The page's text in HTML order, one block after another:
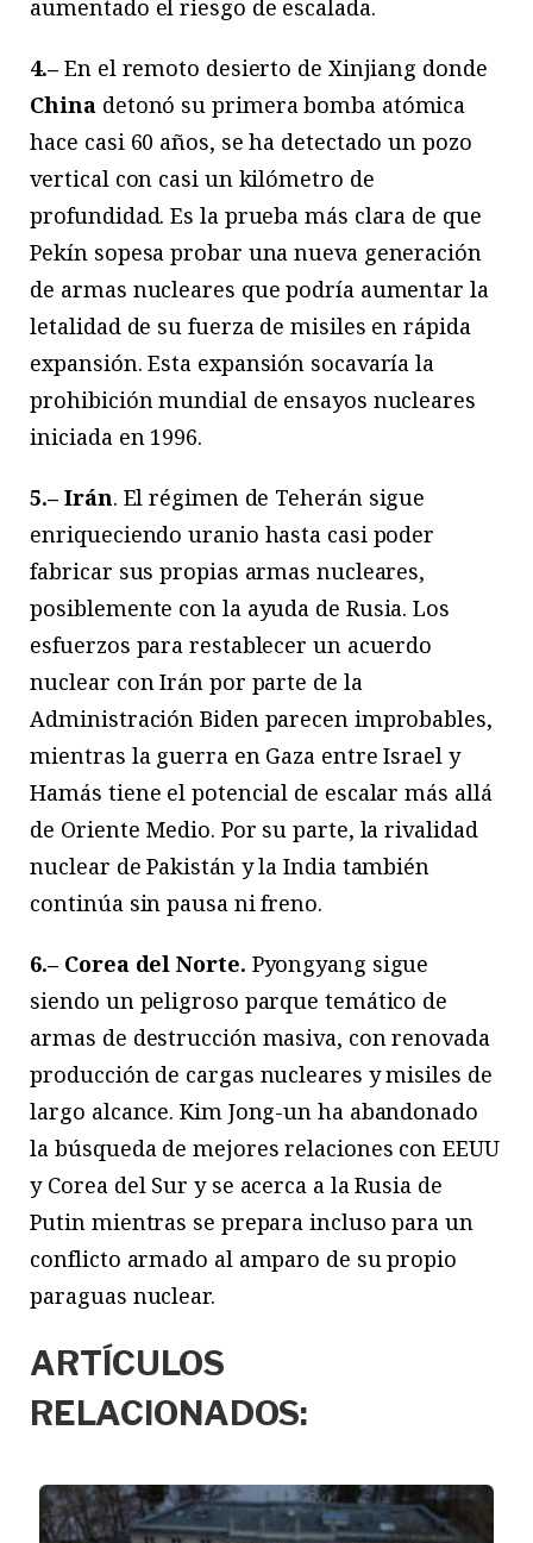
aumentado el riesgo de escalada.
4.–En el remoto desierto de Xinjiang donde
China detonó su primera bomba atómica
hace casi 60 años, se ha detectado un pozo
vertical con casi un kilómetro de
profundidad. Es la prueba más clara de que
Pekín sopesa probar una nueva generación
de armas nucleares que podría aumentar la
letalidad de su fuerza de misiles en rápida
expansión. Esta expansión socavaría la
prohibición mundial de ensayos nucleares
iniciada en 1996.
5.– Irán. El régimen de Teherán sigue
enriqueciendo uranio hasta casi poder
fabricar sus propias armas nucleares,
posiblemente con la ayuda de Rusia. Los
esfuerzos para restablecer un acuerdo
nuclear con Irán por parte de la
Administración Biden parecen improbables,
mientras la guerra en Gaza entre Israel y
Hamás tiene el potencial de escalar más allá
de Oriente Medio. Por su parte, la rivalidad
nuclear de Pakistán y la India también
continúa sin pausa ni freno.
6.– Corea del Norte. Pyongyang sigue
siendo un peligroso parque temático de
armas de destrucción masiva, con renovada
producción de cargas nucleares y misiles de
largo alcance. Kim Jong-un ha abandonado
la búsqueda de mejores relaciones con EEUU
y Corea del Sur y se acerca a la Rusia de
Putin mientras se prepara incluso para un
conflicto armado al amparo de su propio
paraguas nuclear.
ARTÍCULOS
RELACIONADOS: